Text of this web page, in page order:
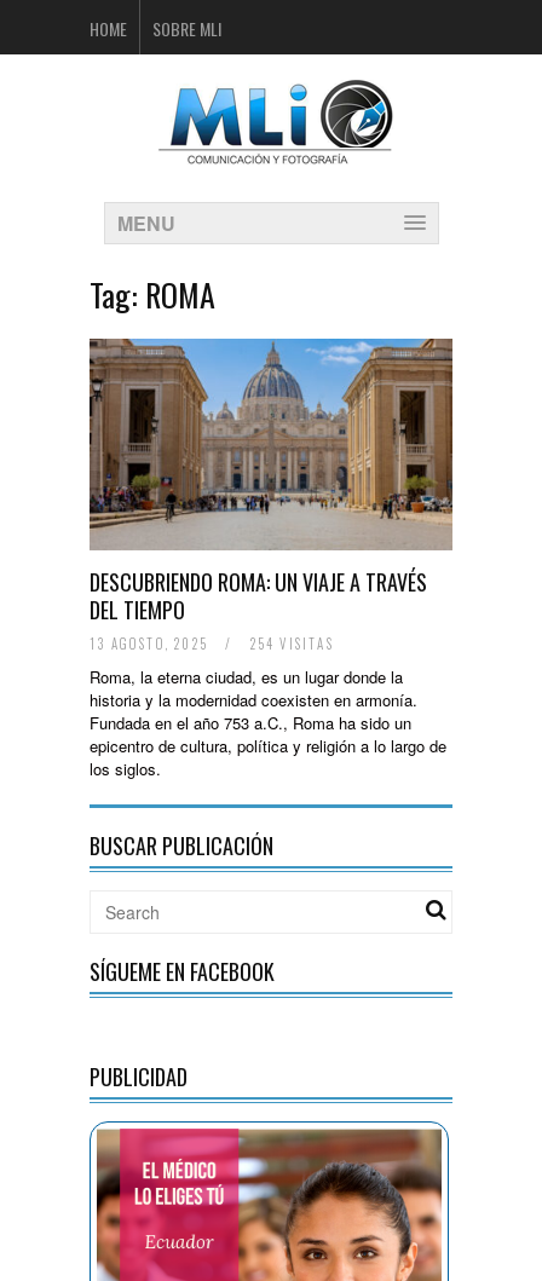
HOME SOBRE MLI
MENU
Tag: ROMA
DESCUBRIENDO ROMA: UN VIAJE A TRAVÉS
DEL TIEMPO
13 AGOSTO, 2025 / 254 VISITAS
Roma, la eterna ciudad, es un lugar donde la
historia y la modernidad coexisten en armonía.
Fundada en el año 753 a.C., Roma ha sido un
epicentro de cultura, política y religión a lo largo de
los siglos.
BUSCAR PUBLICACIÓN
SÍGUEME EN FACEBOOK
PUBLICIDAD